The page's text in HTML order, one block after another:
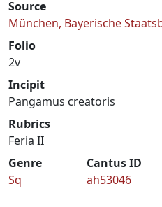
Source
München, Bayerische
Folio
2v
Incipit
Pangamus creatoris
Rubrics
Feria II
Genre
Sq
Cantus ID
ah53046